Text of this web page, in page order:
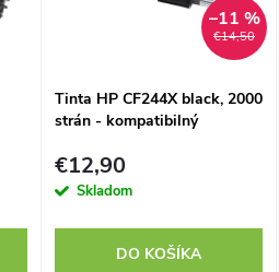
€14,50
–11 %
Tinta HP CF244X black, 2000
strán - kompatibilný
€12,90
Skladom
DO KOŠÍKA